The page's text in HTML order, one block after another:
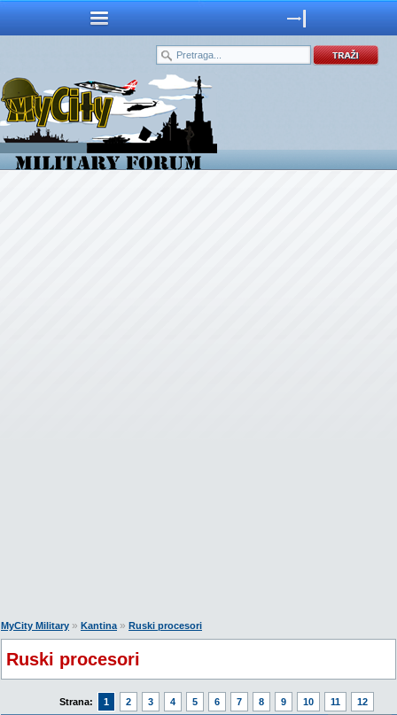
MyCity Military » Kantina» Ruski procesori
Ruski procesori
Strana: 1 2 3 4 5 6 7 8 9 10 11 12